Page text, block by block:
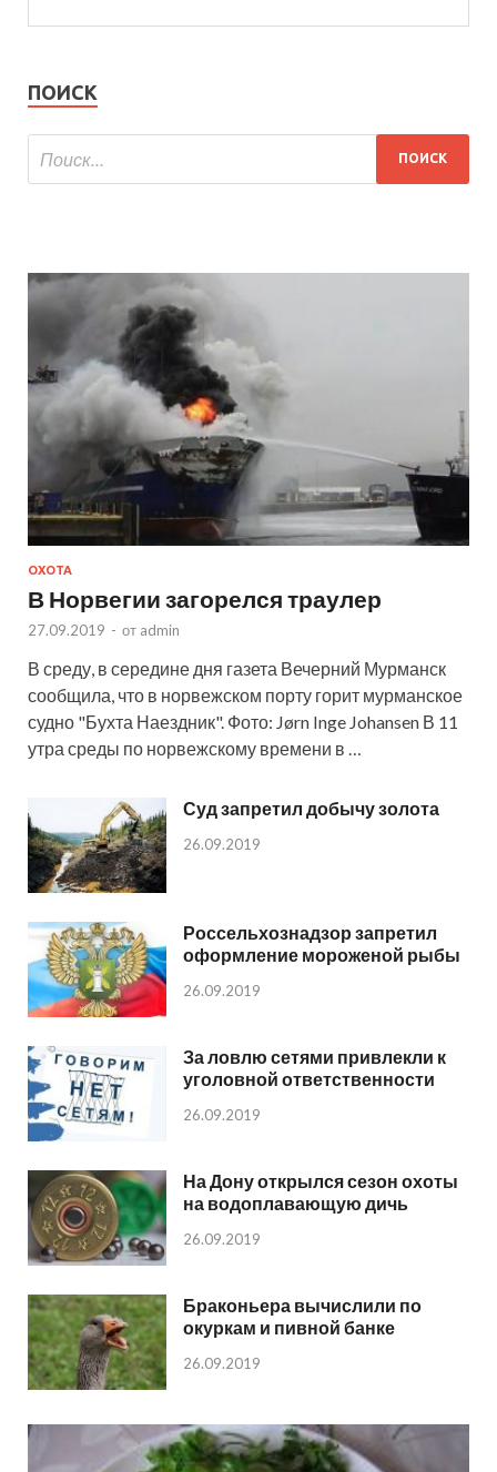
ПОИСК
ОХОТА
В Норвегии загорелся траулер
27.09.2019 - от admin
В среду, в середине дня газета Вечерний Мурманск
сообщила, что в норвежском порту горит мурманское
судно "Бухта Наездник". Фото: Jørn Inge Johansen В 11
утра среды по норвежскому времени в …
Суд запретил добычу золота
26.09.2019
Россельхознадзор запретил
оформление мороженой рыбы
26.09.2019
За ловлю сетями привлекли к
уголовной ответственности
26.09.2019
На Дону открылся сезон охоты
на водоплавающую дичь
26.09.2019
Браконьера вычислили по
окуркам и пивной банке
26.09.2019